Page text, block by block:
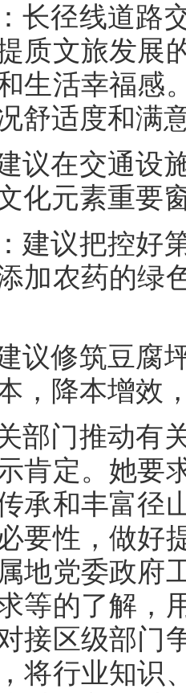
长径线道路
质文旅发展
生活幸福感
舒适度和满
议在交通设
化元素重要
建议把控好
加农药的绿
议修筑豆腐
，降本增效
部门推动有
肯定。她要
承和丰富径
要性，做好
地党委政府
等的了解，
接区级部门
将行业知识